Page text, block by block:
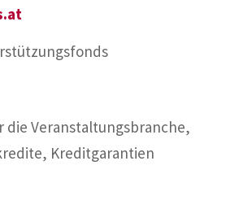
die Veranstaltungsbranche,
Kreditgarantien